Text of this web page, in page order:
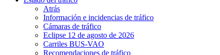
Atrás
Información e incidencias de tráfico
Cámaras de tráfico
Eclipse 12 de agosto de 2026
Carriles BUS-VAO
Recomendaciones de tráfico